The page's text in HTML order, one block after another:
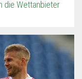
die Wettanbieter